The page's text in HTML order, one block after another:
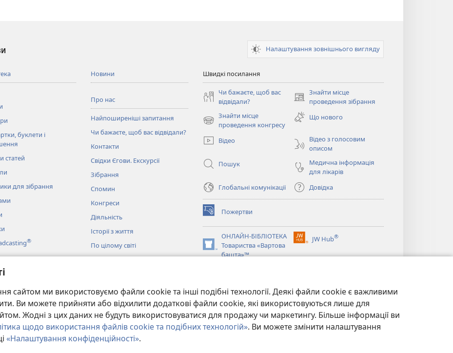
сайтом ми використовуємо файли cookie та інші подібні технології. Деякі файли cookie є важливими
Ви можете прийняти або відхилити додаткові файли cookie, які використовуються лише для
Жодні з цих даних не будуть використовуватися для продажу чи маркетингу. Більше інформації ви
щодо використання файлів cookie та подібних технологій». Ви можете змінити налаштування
«Налаштування конфіденційності».
Налаштування зовнішнього вигляду
буклети і
статей
для зібрання
®
читання Біблії
Новини
Про нас
Найпоширеніші запитання
Чи бажаєте, щоб вас відвідали?
Контакти
Свідки Єгови. Екскурсії
Зібрання
Спомин
Конгреси
Діяльність
Історії з життя
По цілому світі
Швидкі посилання
Чи бажаєте, щоб вас
відвідали?
Знайти місце
проведення зібрання
(відкривається
новому
Знайти місце
проведення конгресу
(відкривається
новому
Що нового
Відео
Відео з голосовим
описом
Пошук
Медична інформація
для лікарів
Глобальні комунікації
Довідка
Пожертви
(відкривається
у
новому
вікні)
ОНЛАЙН-БІБЛІОТЕКА
Товариства «Вартова
башта»™
(відкривається
у
JW Hub®
(відкривається
of Pennsylvania. УМОВИ ВИКОРИСТАННЯ